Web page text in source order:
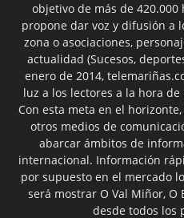
objetivo de más de
propone dar voz y difusión a
zona o asociaciones,
actualidad (Sucesos,
enero de 2014,
luz a los lectores a la hora
Con esta meta en el
otros medios de
abarcar ámbitos de
internacional. Información
por supuesto en el mercado
será mostrar O Val Miñor, O
desde todos los